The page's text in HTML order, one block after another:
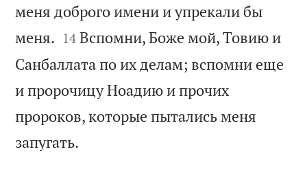
меня доброго имени и упрекали бы
меня. 

14 Вспомни, Боже мой, Товию и
Санбаллата по их делам; вспомни еще
и пророчицу Ноадию и прочих
пророков, которые пытались меня
запугать.